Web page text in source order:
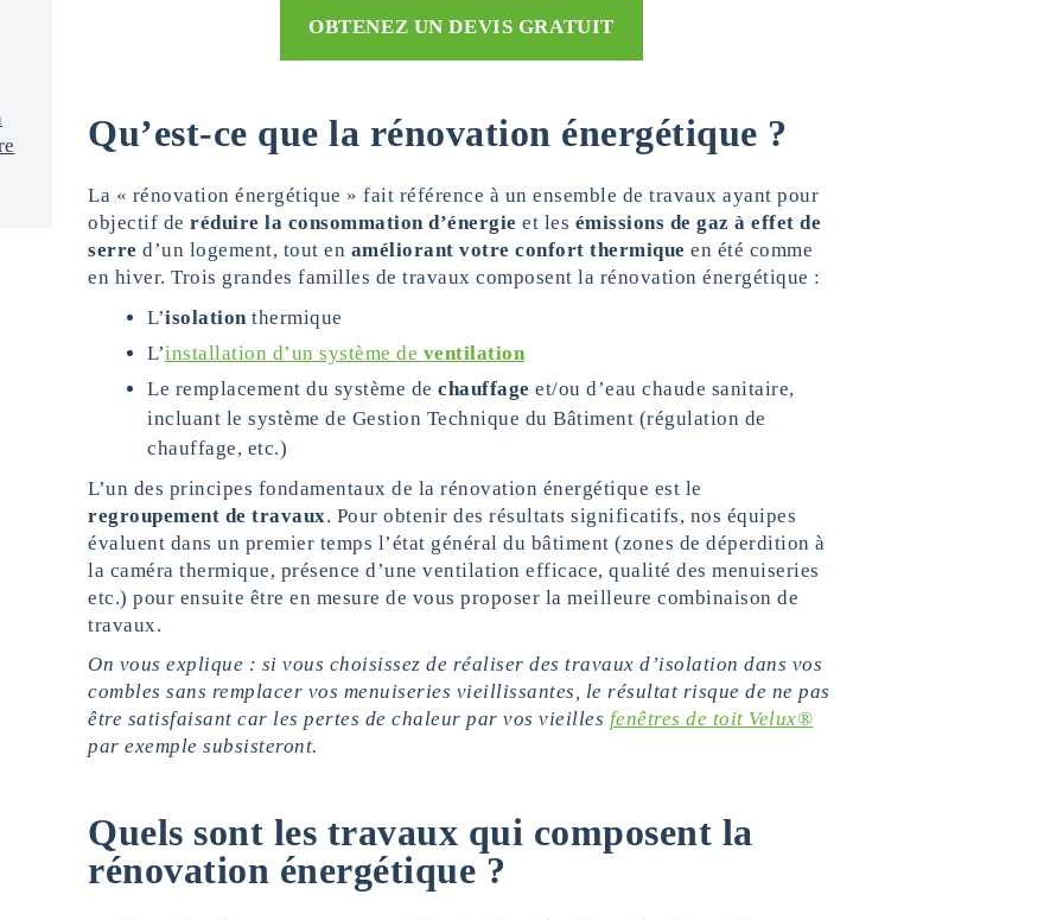
OBTENEZ UN DEVIS GRATUIT
Qu’est-ce que la rénovation énergétique ?
La « rénovation énergétique » fait référence à un ensemble de travaux ayant pour
objectif de réduire la consommation d’énergie et les émissions de gaz à effet de
serre d’un logement, tout en améliorant votre confort thermique en été comme
en hiver. Trois grandes familles de travaux composent la rénovation énergétique :
L’isolationthermique
L’installation d’un système de ventilation
Le remplacement du système de chauffage et/ou d’eau chaude sanitaire,
incluant le système de Gestion Technique du Bâtiment (régulation de
chauffage, etc.)
L’un des principes fondamentaux de la rénovation énergétique est le
regroupement de travaux. Pour obtenir des résultats significatifs, nos équipes
évaluent dans un premier temps l’état général du bâtiment (zones de déperdition à
la caméra thermique, présence d’une ventilation efficace, qualité des menuiseries
etc.) pour ensuite être en mesure de vous proposer la meilleure combinaison de
travaux.
On vous explique : si vous choisissez de réaliser des travaux d’isolation dans vos
combles sans remplacer vos menuiseries vieillissantes, le résultat risque de ne pas
être satisfaisant car les pertes de chaleur par vos vieilles fenêtres de toit Velux®
par exemple subsisteront.
Quels sont les travaux qui composent la
rénovation énergétique ?